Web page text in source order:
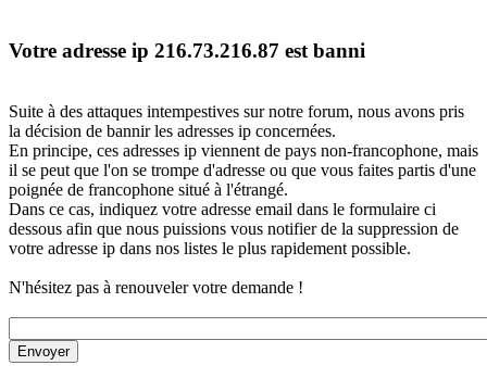
Votre adresse ip 216.73.216.87 est banni
Suite à des attaques intempestives sur notre forum, nous avons pris
la décision de bannir les adresses ip concernées.
En principe, ces adresses ip viennent de pays non-francophone, mais
il se peut que l'on se trompe d'adresse ou que vous faites partis d'une
poignée de francophone situé à l'étrangé.
Dans ce cas, indiquez votre adresse email dans le formulaire ci
dessous afin que nous puissions vous notifier de la suppression de
votre adresse ip dans nos listes le plus rapidement possible.
N'hésitez pas à renouveler votre demande !